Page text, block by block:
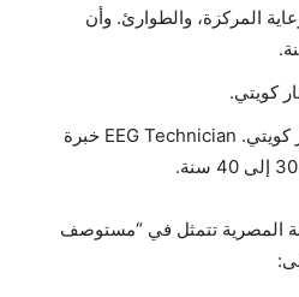
المركزة، والطوارئ. وأن
2 فني آشعة بمرتب 400 دينار كويتي. EEG Technician خبرة
المصرية تتمثل في “مستوصف